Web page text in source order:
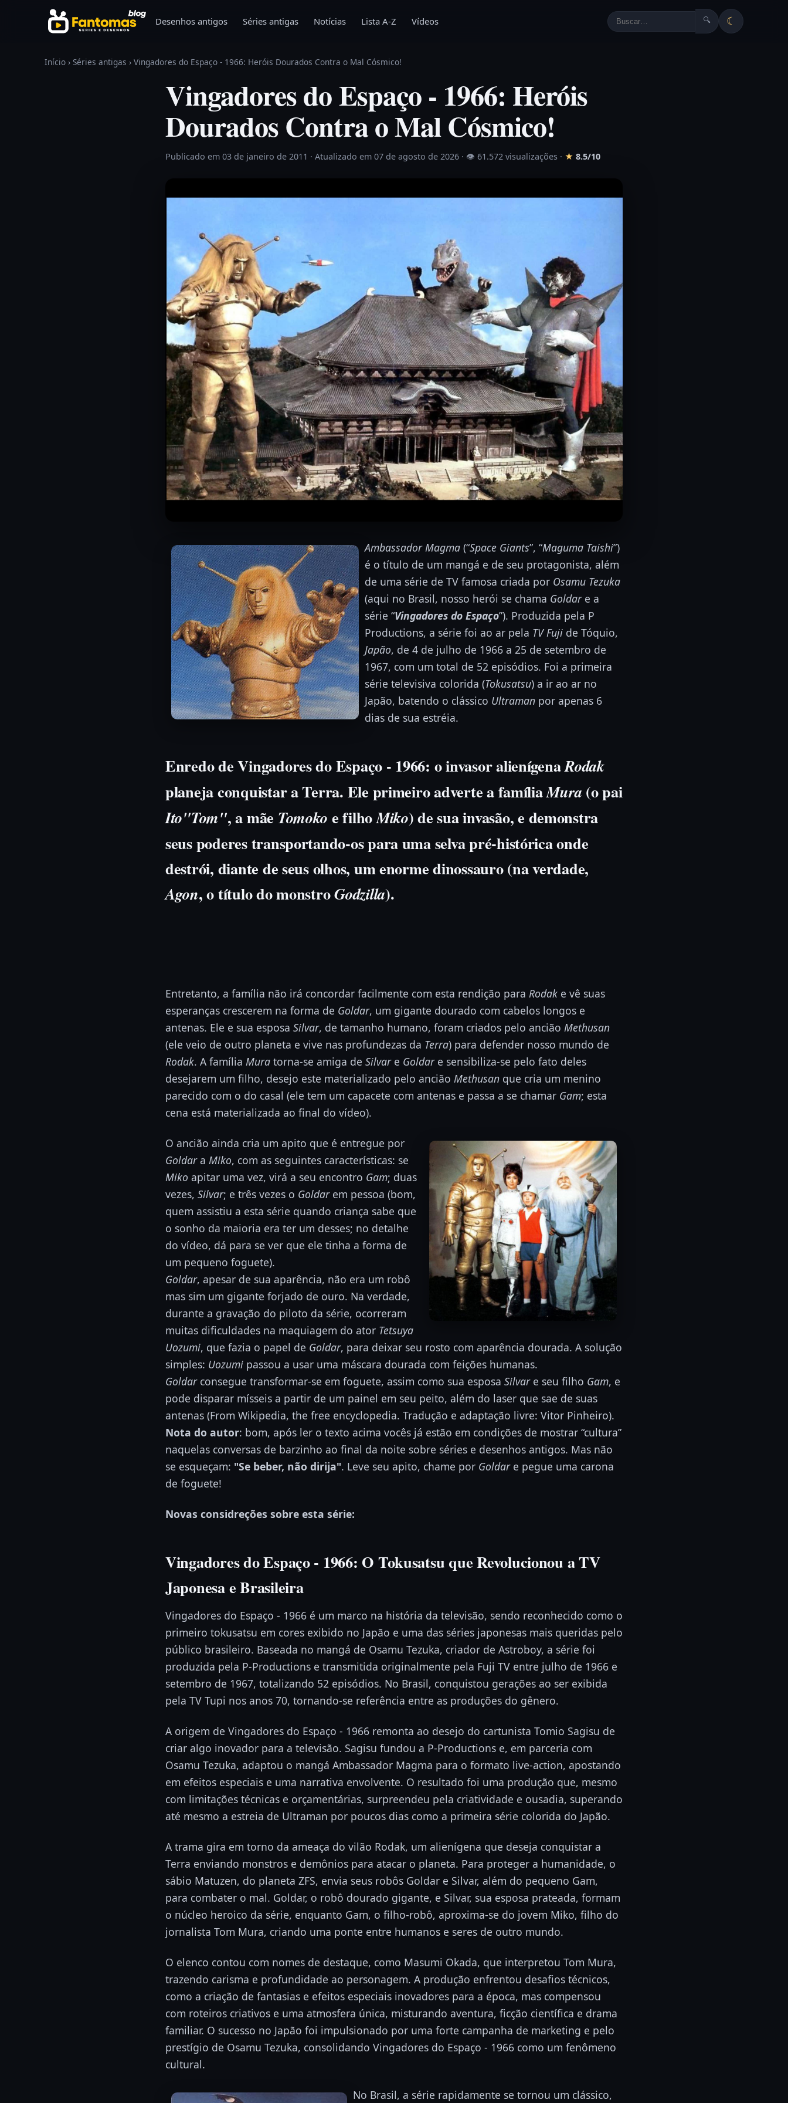
Pular para o conteúdo
Desenhos antigos Séries antigas Notícias Lista A-Z Vídeos 🔍 ☾
Início › Séries antigas › Vingadores do Espaço - 1966: Heróis Dourados Contra o Mal Cósmico!
Vingadores do Espaço - 1966: Heróis
Dourados Contra o Mal Cósmico!
Publicado em 03 de janeiro de 2011 · Atualizado em 07 de agosto de 2026 · 👁 61.572 visualizações · ★ 8.5/10
Ambassador Magma (“Space Giants”, “Maguma Taishi”)
é o título de um mangá e de seu protagonista, além
de uma série de TV famosa criada por Osamu Tezuka
(aqui no Brasil, nosso herói se chama Goldare a
série “Vingadores do Espaço”). Produzida pela P
Productions, a série foi ao ar pela TV Fuji de Tóquio,
Japão, de 4 de julho de 1966 a 25 de setembro de
1967, com um total de 52 episódios. Foi a primeira
série televisiva colorida (Tokusatsu) a ir ao ar no
Japão, batendo o clássico Ultraman por apenas 6
dias de sua estréia.
Enredo de Vingadores do Espaço - 1966: o invasor alienígenaRodak
planeja conquistar a Terra. Ele primeiro adverte a famíliaMura (o pai
Ito"Tom", a mãe Tomoko e filhoMiko) de sua invasão, e demonstra
seus poderes transportando-os para uma selva pré-histórica onde
destrói, diante de seus olhos, um enorme dinossauro (na verdade,
Agon, o título do monstroGodzilla).
Entretanto, a família não irá concordar facilmente com esta rendição para Rodak e vê suas
esperanças crescerem na forma de Goldar, um gigante dourado com cabelos longos e
antenas. Ele e sua esposa Silvar, de tamanho humano, foram criados pelo ancião Methusan
(ele veio de outro planeta e vive nas profundezas da Terra) para defender nosso mundo de
Rodak. A família Mura torna-se amiga de Silvar e Goldar e sensibiliza-se pelo fato deles
desejarem um filho, desejo este materializado pelo ancião Methusan que cria um menino
parecido com o do casal (ele tem um capacete com antenas e passa a se chamar Gam; esta
cena está materializada ao final do vídeo).
O ancião ainda cria um apito que é entregue por
Goldar a Miko, com as seguintes características: se
Miko apitar uma vez, virá a seu encontro Gam; duas
vezes, Silvar; e três vezes o Goldar em pessoa (bom,
quem assistiu a esta série quando criança sabe que
o sonho da maioria era ter um desses; no detalhe
do vídeo, dá para se ver que ele tinha a forma de
um pequeno foguete).
Goldar, apesar de sua aparência, não era um robô
mas sim um gigante forjado de ouro. Na verdade,
durante a gravação do piloto da série, ocorreram
muitas dificuldades na maquiagem do ator Tetsuya
Uozumi, que fazia o papel de Goldar, para deixar seu rosto com aparência dourada. A solução
simples: Uozumi passou a usar uma máscara dourada com feições humanas.
Goldar consegue transformar-se em foguete, assim como sua esposa Silvar e seu filho Gam, e
pode disparar mísseis a partir de um painel em seu peito, além do laser que sae de suas
antenas (From Wikipedia, the free encyclopedia. Tradução e adaptação livre: Vitor Pinheiro).
Nota do autor: bom, após ler o texto acima vocês já estão em condições de mostrar “cultura”
naquelas conversas de barzinho ao final da noite sobre séries e desenhos antigos. Mas não
se esqueçam: "Se beber, não dirija". Leve seu apito, chame por Goldar e pegue uma carona
de foguete!
Novas considreções sobre esta série:
Vingadores do Espaço - 1966: O Tokusatsu que Revolucionou a TV
Japonesa e Brasileira
Vingadores do Espaço - 1966 é um marco na história da televisão, sendo reconhecido como o
primeiro tokusatsu em cores exibido no Japão e uma das séries japonesas mais queridas pelo
público brasileiro. Baseada no mangá de Osamu Tezuka, criador de Astroboy, a série foi
produzida pela P-Productions e transmitida originalmente pela Fuji TV entre julho de 1966 e
setembro de 1967, totalizando 52 episódios. No Brasil, conquistou gerações ao ser exibida
pela TV Tupi nos anos 70, tornando-se referência entre as produções do gênero.
A origem de Vingadores do Espaço - 1966 remonta ao desejo do cartunista Tomio Sagisu de
criar algo inovador para a televisão. Sagisu fundou a P-Productions e, em parceria com
Osamu Tezuka, adaptou o mangá Ambassador Magma para o formato live-action, apostando
em efeitos especiais e uma narrativa envolvente. O resultado foi uma produção que, mesmo
com limitações técnicas e orçamentárias, surpreendeu pela criatividade e ousadia, superando
até mesmo a estreia de Ultraman por poucos dias como a primeira série colorida do Japão.
A trama gira em torno da ameaça do vilão Rodak, um alienígena que deseja conquistar a
Terra enviando monstros e demônios para atacar o planeta. Para proteger a humanidade, o
sábio Matuzen, do planeta ZFS, envia seus robôs Goldar e Silvar, além do pequeno Gam,
para combater o mal. Goldar, o robô dourado gigante, e Silvar, sua esposa prateada, formam
o núcleo heroico da série, enquanto Gam, o filho-robô, aproxima-se do jovem Miko, filho do
jornalista Tom Mura, criando uma ponte entre humanos e seres de outro mundo.
O elenco contou com nomes de destaque, como Masumi Okada, que interpretou Tom Mura,
trazendo carisma e profundidade ao personagem. A produção enfrentou desafios técnicos,
como a criação de fantasias e efeitos especiais inovadores para a época, mas compensou
com roteiros criativos e uma atmosfera única, misturando aventura, ficção científica e drama
familiar. O sucesso no Japão foi impulsionado por uma forte campanha de marketing e pelo
prestígio de Osamu Tezuka, consolidando Vingadores do Espaço - 1966 como um fenômeno
cultural.
No Brasil, a série rapidamente se tornou um clássico,